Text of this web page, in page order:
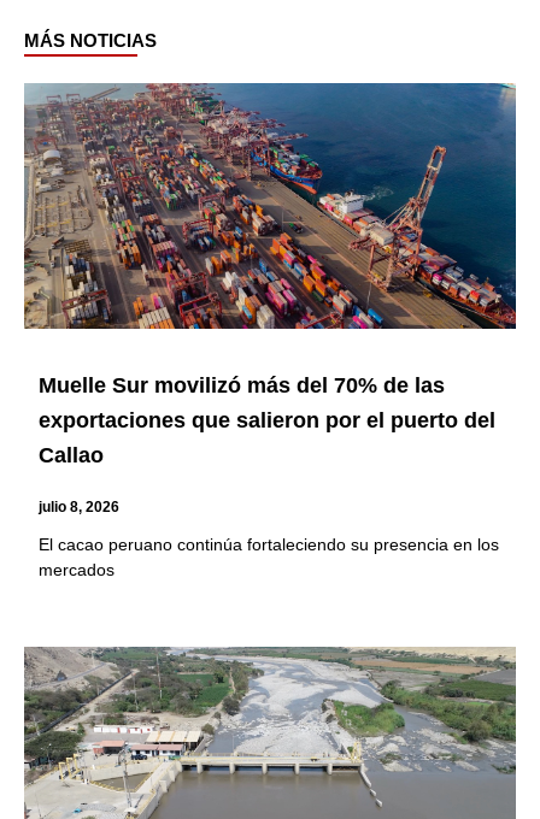
MÁS NOTICIAS
Muelle Sur movilizó más del 70% de las
exportaciones que salieron por el puerto del
Callao
julio 8, 2026
El cacao peruano continúa fortaleciendo su presencia en los
mercados
PagePage